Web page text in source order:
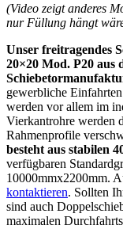
(Video zeigt anderes
nur Füllung hängt
Unser freitragendes
20×20 Mod. P20 aus
gewerbliche
werden vor allem im
Vierkantrohre werden
Rahmenprofile
besteht aus stabilen
verfügbaren
10000mmx2200mm.
kontaktieren. Sollten
sind auch
maximalen